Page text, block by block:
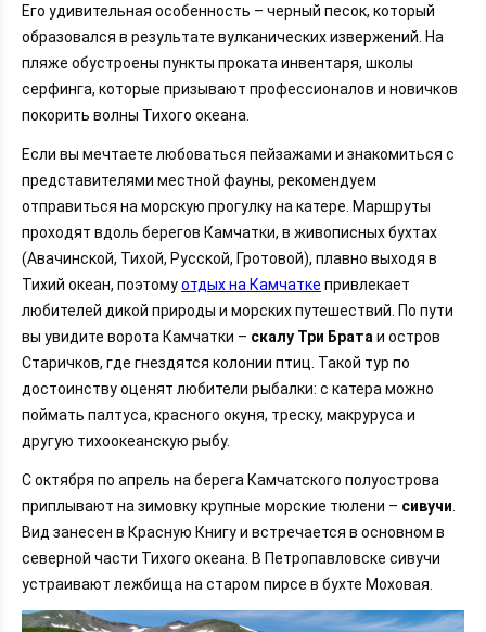
Его удивительная особенность – черный песок, который
образовался в результате вулканических извержений. На
пляже обустроены пункты проката инвентаря, школы
серфинга, которые призывают профессионалов и новичков
покорить волны Тихого океана.
Если вы мечтаете любоваться пейзажами и знакомиться с
представителями местной фауны, рекомендуем
отправиться на морскую прогулку на катере. Маршруты
проходят вдоль берегов Камчатки, в живописных бухтах
(Авачинской, Тихой, Русской, Гротовой), плавно выходя в
Тихий океан, поэтомуотдых на Камчатке привлекает
любителей дикой природы и морских путешествий. По пути
вы увидите ворота Камчатки – скалу Три Брата и остров
Старичков, где гнездятся колонии птиц. Такой тур по
достоинству оценят любители рыбалки: с катера можно
поймать палтуса, красного окуня, треску, макруруса и
другую тихоокеанскую рыбу.
С октября по апрель на берега Камчатского полуострова
приплывают на зимовку крупные морские тюлени – сивучи
Вид занесен в Красную Книгу и встречается в основном в
северной части Тихого океана. В Петропавловске сивучи
устраивают лежбища на старом пирсе в бухте Моховая.